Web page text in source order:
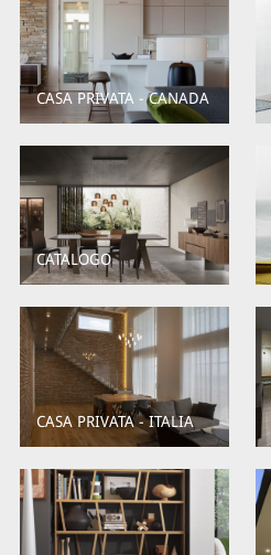
CASA PRIVATA - CANADA
CATALOGO
CASA PRIVATA - ITALIA